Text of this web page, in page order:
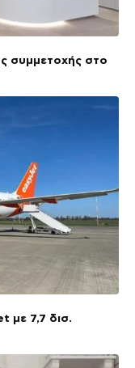
συμμετοχής στο
με 7,7 δισ.